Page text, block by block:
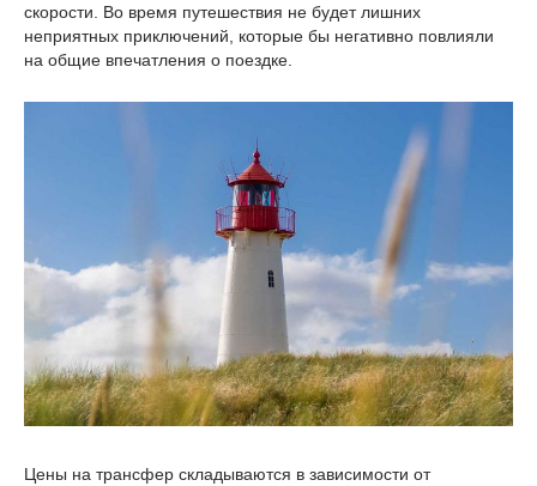
скорости. Во время путешествия не будет лишних
неприятных приключений, которые бы негативно повлияли
на общие впечатления о поездке.
Цены на трансфер складываются в зависимости от